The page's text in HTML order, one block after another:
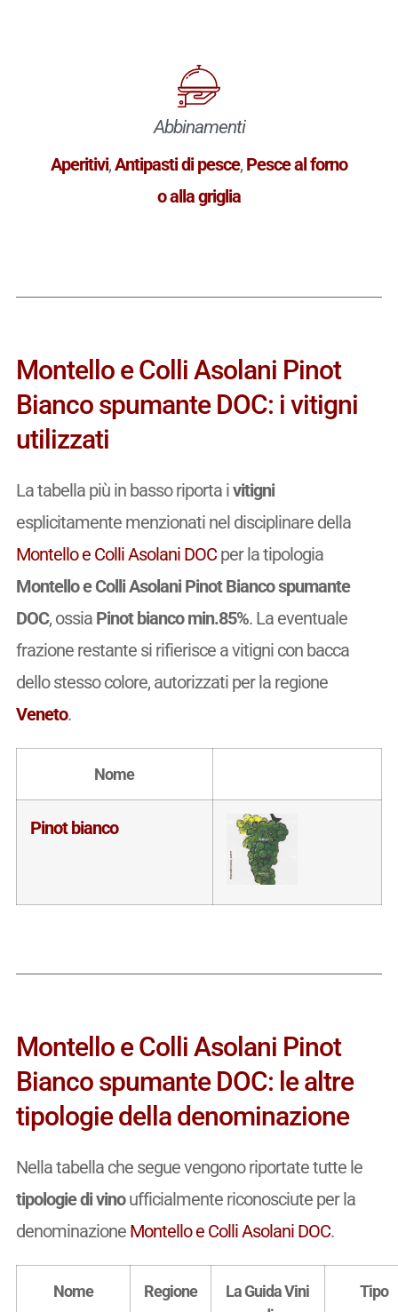
Abbinamenti
Aperitivi,Antipasti di pesce, Pesce al forno
o alla griglia
Montello e Colli Asolani Pinot
Bianco spumante DOC: i vitigni
utilizzati
La tabella più in basso riporta ivitigni
esplicitamente menzionati nel disciplinare della
Montello e Colli Asolani DOCper la tipologia
Montello e Colli Asolani Pinot Bianco spumante
DOC, ossia Pinot bianco min.85%. La eventuale
frazione restante si rifierisce a vitigni con bacca
dello stesso colore, autorizzati per la regione
Veneto.
Nome
Pinot bianco
Montello e Colli Asolani Pinot
Bianco spumante DOC: le altre
tipologie della denominazione
Nella tabella che segue vengono riportate tutte le
tipologie di vinoufficialmente riconosciute per la
denominazione Montello e Colli Asolani DOC.
Nome Regione
La Guida Vini
Tipo